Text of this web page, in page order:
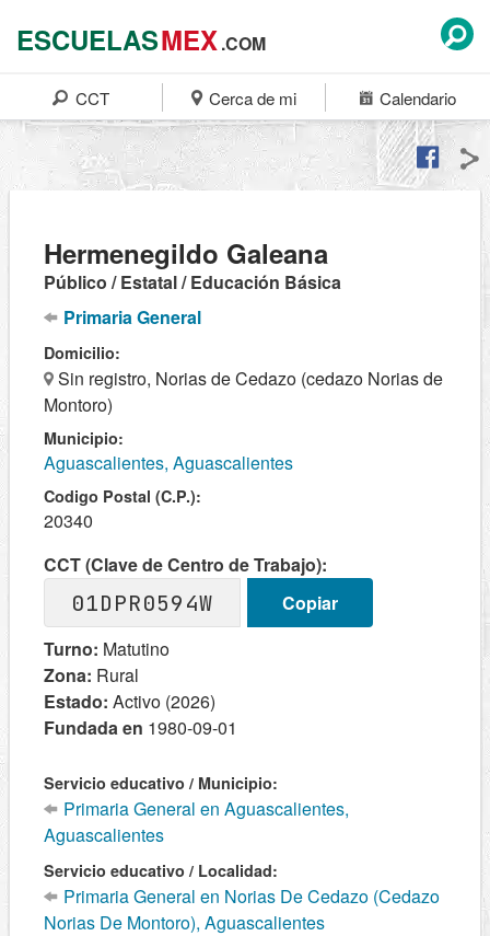
ESCUELASMEX.COM
CCT Cerca de mi Calendario
Hermenegildo Galeana
Público / Estatal / Educación Básica
Primaria General
Domicilio:
Sin registro, Norias de Cedazo (cedazo Norias de
Montoro)
Municipio:
Aguascalientes, Aguascalientes
Codigo Postal (C.P.):
20340
CCT (Clave de Centro de Trabajo):
01DPR0594W
Copiar
Turno: Matutino
Zona: Rural
Estado: Activo (2026)
Fundada en 1980-09-01
Servicio educativo / Municipio:
Primaria General en Aguascalientes,
Aguascalientes
Servicio educativo / Localidad:
Primaria General en Norias De Cedazo (Cedazo
Norias De Montoro), Aguascalientes